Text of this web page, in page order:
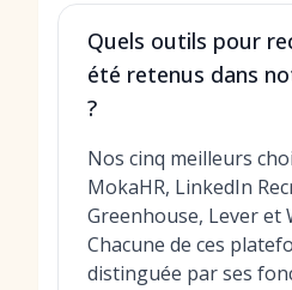
Quels outils pour
été retenus dans
?
Nos cinq meilleurs
MokaHR, LinkedIn
Greenhouse, Lever et
Chacune de ces
distinguée par ses